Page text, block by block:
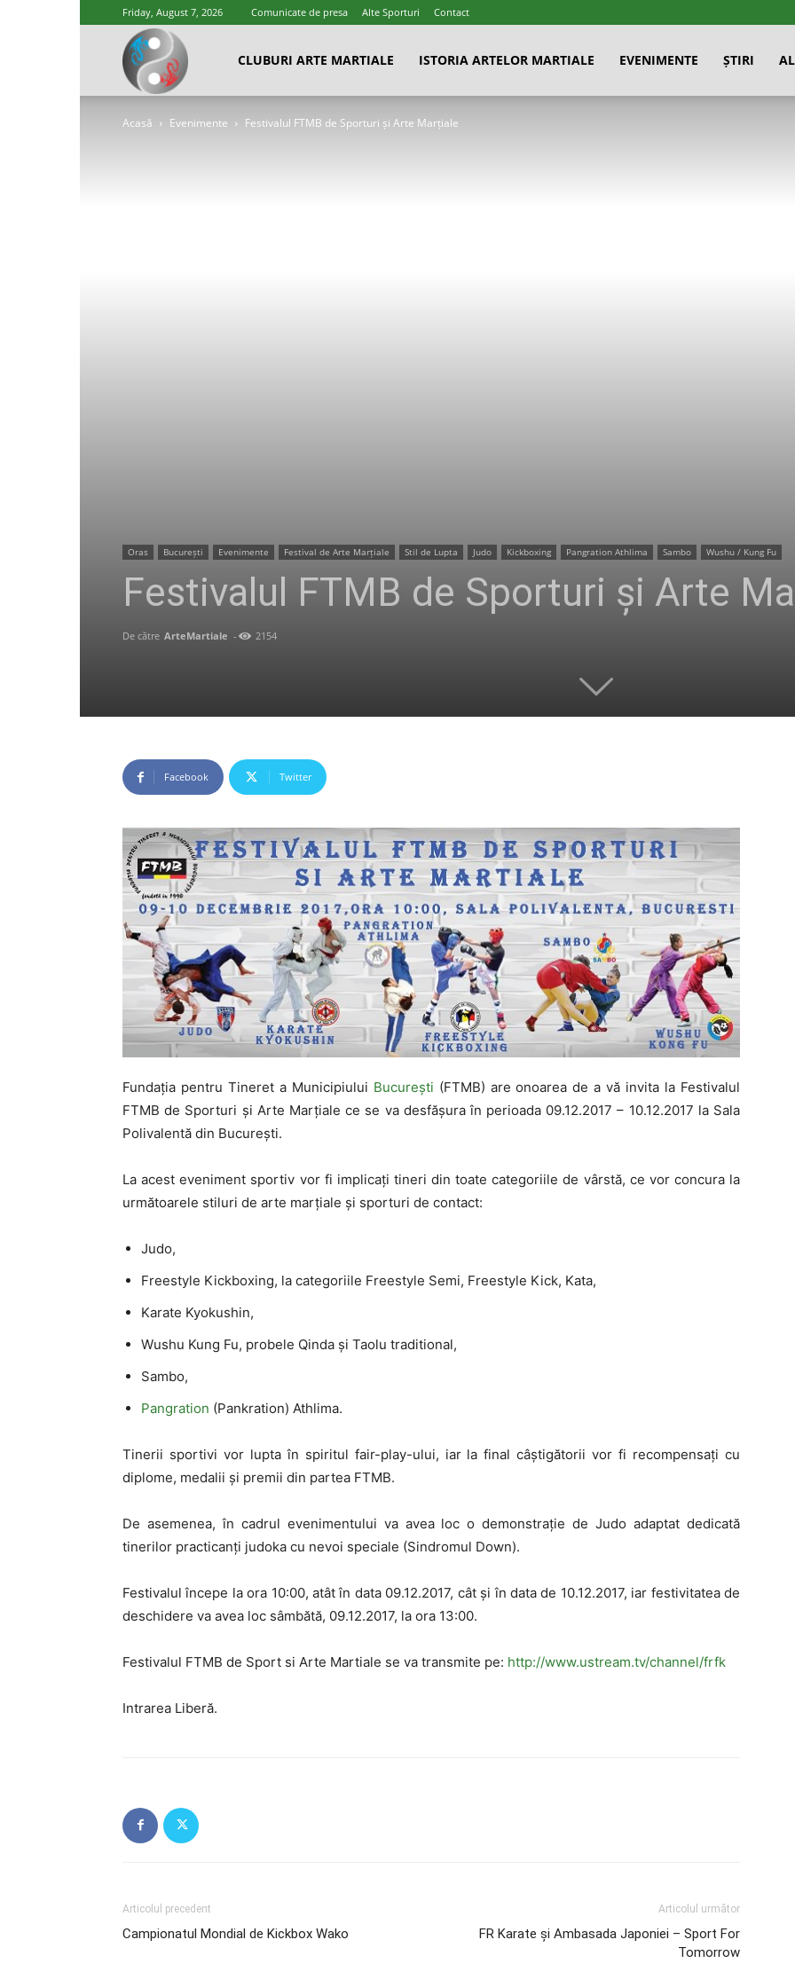
Friday, August 7, 2026 Comunicate de presa Alte Sporturi Contact
Cluburi
Arte
CLUBURI ARTE MARTIALE ISTORIA ARTELOR MARTIALE EVENIMENTE ȘTIRI
Acasă Evenimente Festivalul FTMB de Sporturi și Arte Marțiale
Oras București Evenimente Festival de Arte Marțiale Stil de Lupta Judo Kickboxing Pangration Athlima Sambo Wushu / Kung Fu
Festivalul FTMB de Sporturi și Arte
De către ArteMartiale - 2154
Facebook Twitter
Fundația pentru Tineret a Municipiului București (FTMB) are onoarea de a vă invita la Festivalul
FTMB de Sporturi și Arte Marțiale ce se va desfășura în perioada 09.12.2017 – 10.12.2017 la Sala
Polivalentă din București.
La acest eveniment sportiv vor fi implicați tineri din toate categoriile de vârstă, ce vor concura la
următoarele stiluri de arte marțiale și sporturi de contact:
Judo,
Freestyle Kickboxing, la categoriile Freestyle Semi, Freestyle Kick, Kata,
Karate Kyokushin,
Wushu Kung Fu, probele Qinda și Taolu traditional,
Sambo,
Pangration (Pankration) Athlima.
Tinerii sportivi vor lupta în spiritul fair-play-ului, iar la final câștigătorii vor fi recompensați cu
diplome, medalii și premii din partea FTMB.
De asemenea, în cadrul evenimentului va avea loc o demonstrație de Judo adaptat dedicată
tinerilor practicanți judoka cu nevoi speciale (Sindromul Down).
Festivalul începe la ora 10:00, atât în data 09.12.2017, cât și în data de 10.12.2017, iar festivitatea de
deschidere va avea loc sâmbătă, 09.12.2017, la ora 13:00.
Festivalul FTMB de Sport si Arte Martiale se va transmite pe: http://www.ustream.tv/channel/frfk
Intrarea Liberă.
Articolul precedent
Campionatul Mondial de Kickbox Wako
Articolul următor
FR Karate și Ambasada Japoniei – Sport For
Tomorrow